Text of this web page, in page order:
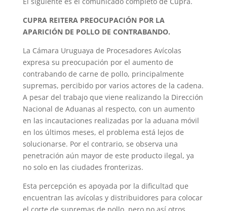
CUPRA REITERA PREOCUPACIÓN POR LA
APARICIÓN DE POLLO DE CONTRABANDO.
La Cámara Uruguaya de Procesadores Avícolas
expresa su preocupación por el aumento de
contrabando de carne de pollo, principalmente
supremas, percibido por varios actores de la cadena.
A pesar del trabajo que viene realizando la Dirección
Nacional de Aduanas al respecto, con un aumento
en las incautaciones realizadas por la aduana móvil
en los últimos meses, el problema está lejos de
solucionarse. Por el contrario, se observa una
penetración aún mayor de este producto ilegal, ya
no solo en las ciudades fronterizas.
Esta percepción es apoyada por la dificultad que
encuentran las avícolas y distribuidores para colocar